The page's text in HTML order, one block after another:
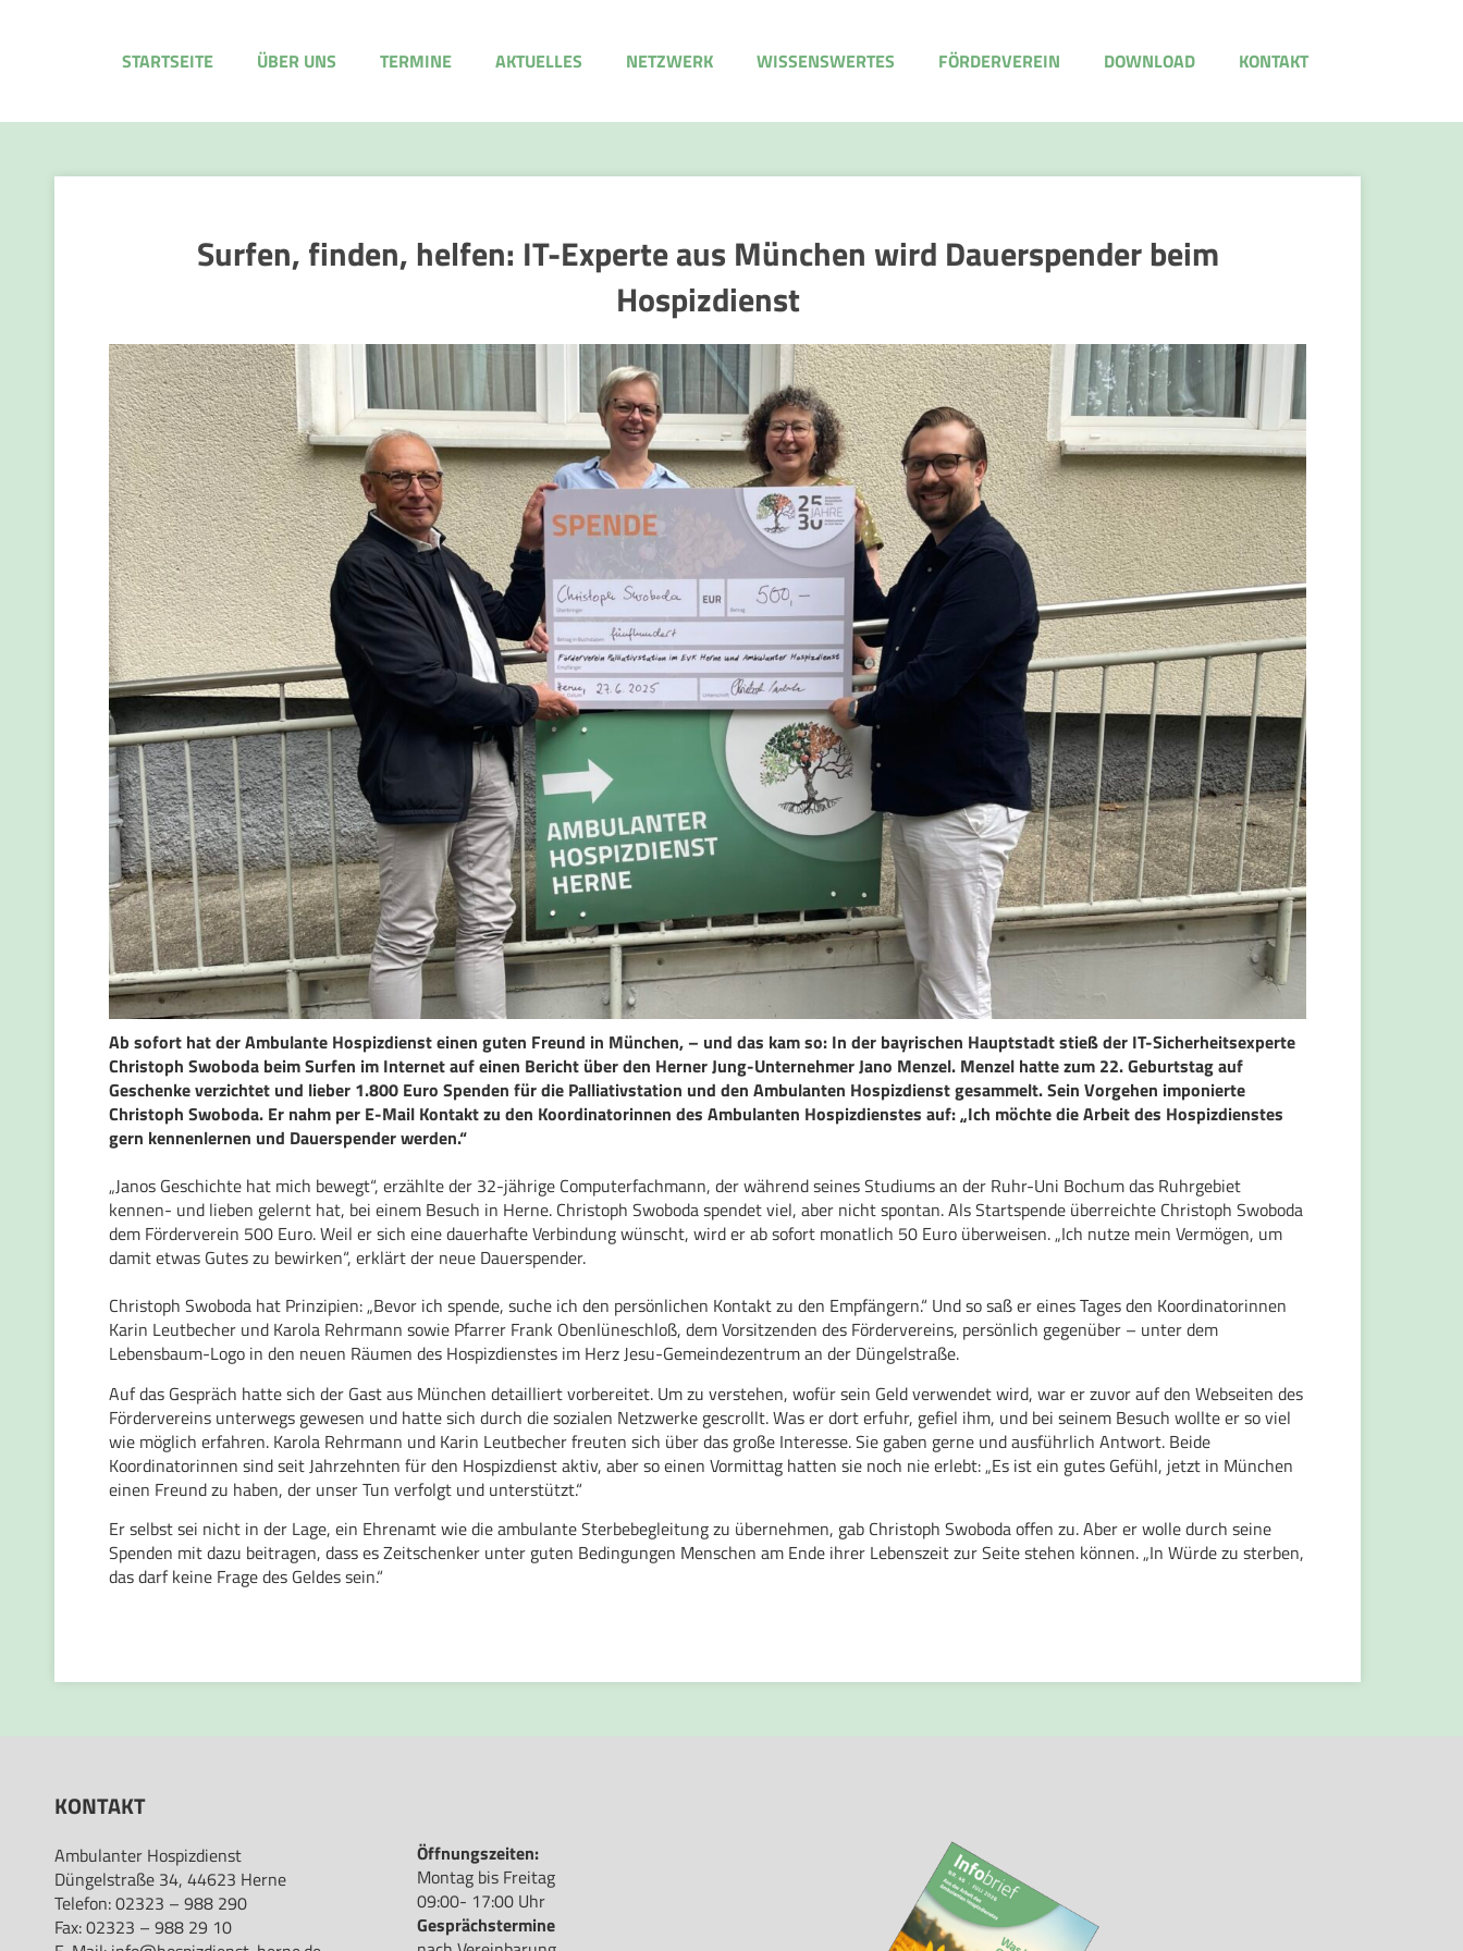
STARTSEITE ÜBER UNS TERMINE AKTUELLES NETZWERK WISSENSWERTES FÖRDERVEREIN DOWNLOAD KONTAKT
Surfen, finden, helfen: IT-Experte aus München wird Dauerspender beim
Hospizdienst
Ab sofort hat der Ambulante Hospizdienst einen guten Freund in München, – und das kam so: In der bayrischen Hauptstadt stieß der IT-Sicherheitsexperte
Christoph Swoboda beim Surfen im Internet auf einen Bericht über den Herner Jung-Unternehmer Jano Menzel. Menzel hatte zum 22. Geburtstag auf
Geschenke verzichtet und lieber 1.800 Euro Spenden für die Palliativstation und den Ambulanten Hospizdienst gesammelt. Sein Vorgehen imponierte
Christoph Swoboda. Er nahm per E-Mail Kontakt zu den Koordinatorinnen des Ambulanten Hospizdienstes auf: „Ich möchte die Arbeit des Hospizdienstes
gern kennenlernen und Dauerspender werden.“
„Janos Geschichte hat mich bewegt“, erzählte der 32-jährige Computerfachmann, der während seines Studiums an der Ruhr-Uni Bochum das Ruhrgebiet
kennen- und lieben gelernt hat, bei einem Besuch in Herne. Christoph Swoboda spendet viel, aber nicht spontan. Als Startspende überreichte Christoph Swoboda
dem Förderverein 500 Euro. Weil er sich eine dauerhafte Verbindung wünscht, wird er ab sofort monatlich 50 Euro überweisen. „Ich nutze mein Vermögen, um
damit etwas Gutes zu bewirken“, erklärt der neue Dauerspender.
Christoph Swoboda hat Prinzipien: „Bevor ich spende, suche ich den persönlichen Kontakt zu den Empfängern.“ Und so saß er eines Tages den Koordinatorinnen
Karin Leutbecher und Karola Rehrmann sowie Pfarrer Frank Obenlüneschloß, dem Vorsitzenden des Fördervereins, persönlich gegenüber – unter dem
Lebensbaum-Logo in den neuen Räumen des Hospizdienstes im Herz Jesu-Gemeindezentrum an der Düngelstraße.
Auf das Gespräch hatte sich der Gast aus München detailliert vorbereitet. Um zu verstehen, wofür sein Geld verwendet wird, war er zuvor auf den Webseiten des
Fördervereins unterwegs gewesen und hatte sich durch die sozialen Netzwerke gescrollt. Was er dort erfuhr, gefiel ihm, und bei seinem Besuch wollte er so viel
wie möglich erfahren. Karola Rehrmann und Karin Leutbecher freuten sich über das große Interesse. Sie gaben gerne und ausführlich Antwort. Beide
Koordinatorinnen sind seit Jahrzehnten für den Hospizdienst aktiv, aber so einen Vormittag hatten sie noch nie erlebt: „Es ist ein gutes Gefühl, jetzt in München
einen Freund zu haben, der unser Tun verfolgt und unterstützt.“
Er selbst sei nicht in der Lage, ein Ehrenamt wie die ambulante Sterbebegleitung zu übernehmen, gab Christoph Swoboda offen zu. Aber er wolle durch seine
Spenden mit dazu beitragen, dass es Zeitschenker unter guten Bedingungen Menschen am Ende ihrer Lebenszeit zur Seite stehen können. „In Würde zu sterben,
das darf keine Frage des Geldes sein.“